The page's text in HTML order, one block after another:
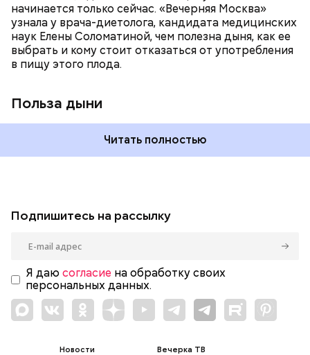
начинается только сейчас. «Вечерняя Москва»
узнала у врача-диетолога, кандидата медицинских
наук Елены Соломатиной, чем полезна дыня, как ее
выбрать и кому стоит отказаться от употребления
в пищу этого плода.
Польза дыни
спазмироваться.
Читать полностью
Подпишитесь на рассылку
Я даю согласие на обработку своих
персональных данных.
Новости
Вечерка ТВ